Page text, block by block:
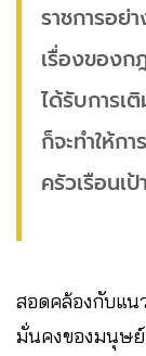
ราชการอย่
เรื่องของก
ได้รับการเ
ก็จะทำให้ก
ครัวเรือนเ
สอดคล้องกับแน
มั่นคงของมนุษ